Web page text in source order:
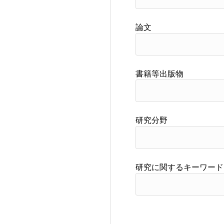
論文
書籍等出版物
研究分野
研究に関するキーワード